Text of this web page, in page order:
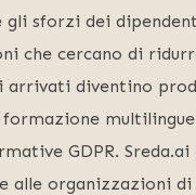
gli sforzi dei
che cercano di
arrivati diventino
GDPR.
alle organizzazioni